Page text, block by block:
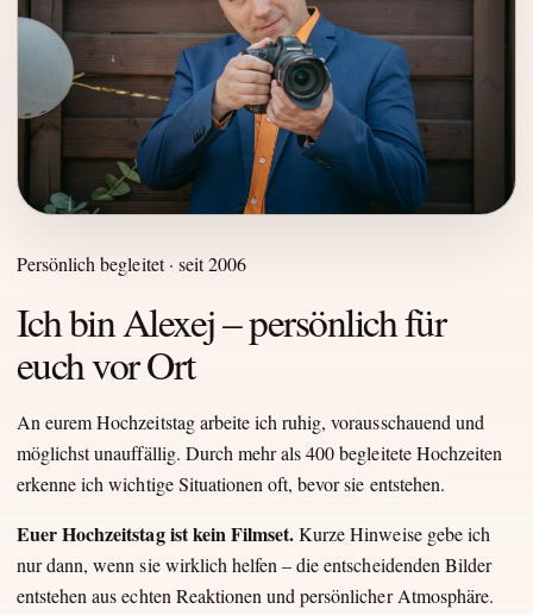
Persönlich begleitet · seit 2006
Ich bin Alexej – persönlich für
euch vor Ort
An eurem Hochzeitstag arbeite ich ruhig, vorausschauend und
möglichst unauffällig. Durch mehr als 400 begleitete Hochzeiten
erkenne ich wichtige Situationen oft, bevor sie entstehen.
Euer Hochzeitstag ist kein Filmset.Kurze Hinweise gebe ich
nur dann, wenn sie wirklich helfen – die entscheidenden Bilder
entstehen aus echten Reaktionen und persönlicher Atmosphäre.